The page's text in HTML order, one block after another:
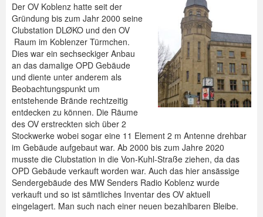
Der OV Koblenz hatte seit der
Gründung bis zum Jahr 2000 seine
Clubstation DLØKO und den OV
Raum im Koblenzer Türmchen.
Dies war ein sechseckiger Anbau
an das damalige OPD Gebäude
und diente unter anderem als
Beobachtungspunkt um
entstehende Brände rechtzeitig
entdecken zu können. Die Räume
des OV erstreckten sich über 2
Stockwerke wobei sogar eine 11 Element 2 m Antenne drehbar
im Gebäude aufgebaut war. Ab 2000 bis zum Jahre 2020
musste die Clubstation in die Von-Kuhl-Straße ziehen, da das
OPD Gebäude verkauft worden war. Auch das hier ansässige
Sendergebäude des MW Senders Radio Koblenz wurde
verkauft und so ist sämtliches Inventar des OV aktuell
eingelagert. Man such nach einer neuen bezahlbaren Bleibe.